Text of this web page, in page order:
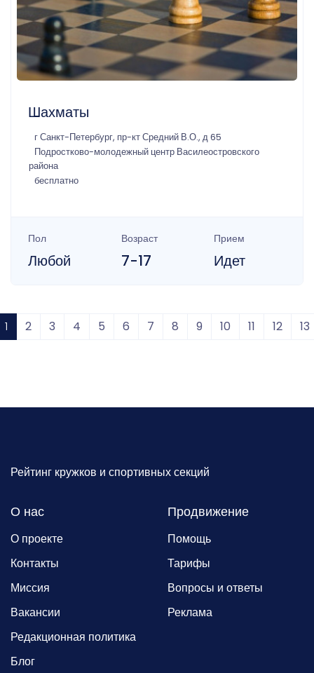
Шахматы
г Санкт-Петербург, пр-кт Средний В.О., д 65
Подростково-молодежный центр Василеостровского
района
бесплатно
Пол
Любой
Возраст
7-17
Прием
Идет
1 2 3 4 5 6 7 8 9 10 11 12 13
Рейтинг кружков и спортивных секций
О нас
О проекте
Контакты
Миссия
Вакансии
Редакционная политика
Блог
Продвижение
Помощь
Тарифы
Вопросы и ответы
Реклама